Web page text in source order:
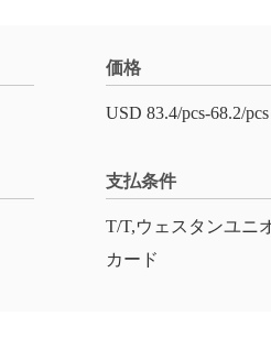
価格
USD 83.4/pcs-68.2/
支払条件
T/T,ウェスタンユニ
カード